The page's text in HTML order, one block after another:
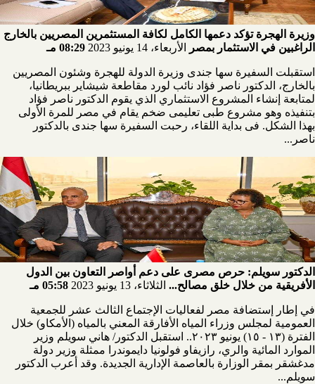
وزيرة الهجرة تؤكد دعمها الكامل لكافة المستثمرين المصريين بالخارج
الراغبين في الاستثمار بمصر
الأربعاء، 14 يونيو 2023 08:29 مـ
استقبلت السفيرة سها جندى وزيرة الدولة للهجرة وشئون المصريين
بالخارج، الدكتور ناصر فؤاد نائب لورد مقاطعة شيشاير ببريطانيا‎،
لمتابعة إنشاء المشروع الاستثماري الذي يقوم الدكتور ناصر فؤاد
بتنفيذه وهو مشروع طبى تعليمى ضخم يقام في مصر للمرة الأولى
بهذا الشكل. فى بداية اللقاء، رحبت السفيرة سها جندى بالدكتور
ناصر...
الدكتور سويلم: حرص مصرى على دعم أواصر التعاون بين الدول
الأفريقية من خلال خلق مصالح... الثلاثاء، 13 يونيو 2023 05:58 مـ
في إطار إستضافة مصر لفعاليات الإجتماع الثالث عشر للجمعية
العمومية لمجلس وزراء المياه الأفارقة المعني بالمياه (الأمكاو) خلال
الفترة (١٣ - ١٥) يونيو ٢٠٢٣.. استقبل الدكتور/ هاني سويلم وزير
الموارد المائية والري، رازيفاو فولونيا دايموندرا ممثلة وزير دولة
مدغشقر بمقر الوزارة بالعاصمة الإدارية الجديدة. وقد أعرب الدكتور
سويلم...